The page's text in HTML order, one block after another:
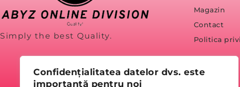
Confidențialitatea datelor dvs. este
importantă pentru noi
Simply the best Quality.
Magazin
Contact
Politica